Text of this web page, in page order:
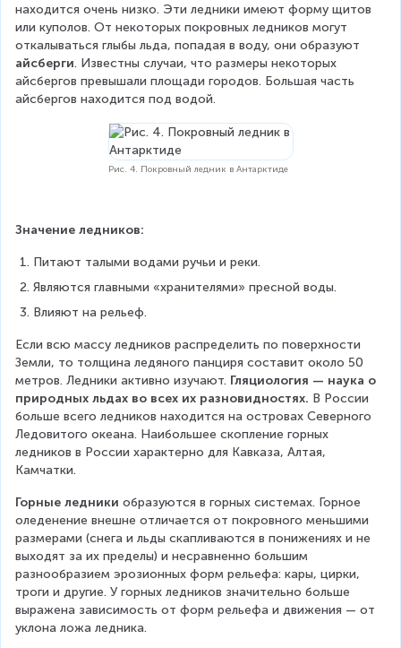
находится очень низко. Эти ледники имеют форму щитов
или куполов. От некоторых покровных ледников могут
откалываться глыбы льда, попадая в воду, они образуют
айсберги. Известны случаи, что размеры некоторых
айсбергов превышали площади городов. Большая часть
айсбергов находится под водой.
Рис. 4. Покровный ледник в Антарктиде
Значение ледников:
Питают талыми водами ручьи и реки.
Являются главными «хранителями» пресной воды.
Влияют на рельеф.
Если всю массу ледников распределить по поверхности
Земли, то толщина ледяного панциря составит около 50
метров. Ледники активно изучают. Гляциология — наука о
природных льдах во всех их разновидностях. В России
больше всего ледников находится на островах Северного
Ледовитого океана. Наибольшее скопление горных
ледников в России характерно для Кавказа, Алтая,
Камчатки.
Горные ледники образуются в горных системах. Горное
оледенение внешне отличается от покровного меньшими
размерами (снега и льды скапливаются в понижениях и не
выходят за их пределы) и несравненно большим
разнообразием эрозионных форм рельефа: кары, цирки,
троги и другие. У горных ледников значительно больше
выражена зависимость от форм рельефа и движения — от
уклона ложа ледника.